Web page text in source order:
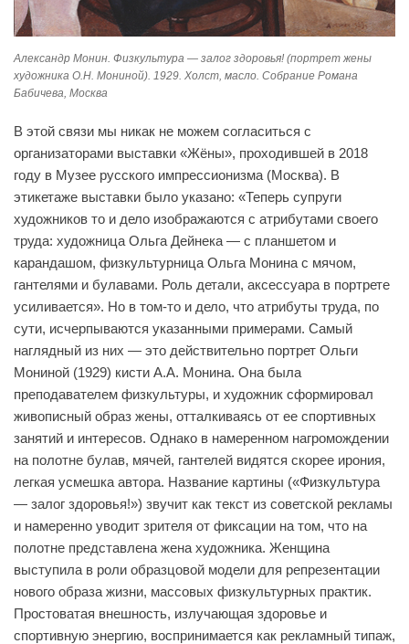
Александр Монин. Физкультура — залог здоровья! (портрет жены
художника О.Н. Мониной). 1929. Холст, масло. Собрание Романа
Бабичева, Москва
В этой связи мы никак не можем согласиться с
организаторами выставки «Жёны», проходившей в 2018
году в Музее русского импрессионизма (Москва). В
этикетаже выставки было указано: «Теперь супруги
художников то и дело изображаются с атрибутами своего
труда: художница Ольга Дейнека — с планшетом и
карандашом, физкультурница Ольга Монина с мячом,
гантелями и булавами. Роль детали, аксессуара в портрете
усиливается». Но в том-то и дело, что атрибуты труда, по
сути, исчерпываются указанными примерами. Самый
наглядный из них — это действительно портрет Ольги
Мониной (1929) кисти А.А. Монина. Она была
преподавателем физкультуры, и художник сформировал
живописный образ жены, отталкиваясь от ее спортивных
занятий и интересов. Однако в намеренном нагромождении
на полотне булав, мячей, гантелей видятся скорее ирония,
легкая усмешка автора. Название картины («Физкультура
— залог здоровья!») звучит как текст из советской рекламы
и намеренно уводит зрителя от фиксации на том, что на
полотне представлена жена художника. Женщина
выступила в роли образцовой модели для репрезентации
нового образа жизни, массовых физкультурных практик.
Простоватая внешность, излучающая здоровье и
спортивную энергию, воспринимается как рекламный типаж,